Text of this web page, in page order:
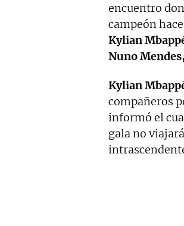
encuentro
campeón
Kylian
Nuno
Kylian
compañeros
informó el
gala no